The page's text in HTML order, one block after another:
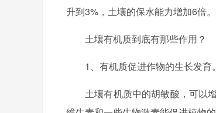
升到3%，土壤的保水能力增加6倍。
土壤有机质到底有那些作用？
1、有机质促进作物的生长发育。
土壤有机质中的胡敏酸，可以